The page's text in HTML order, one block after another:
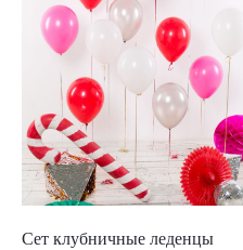
Сет клубничные леденцы